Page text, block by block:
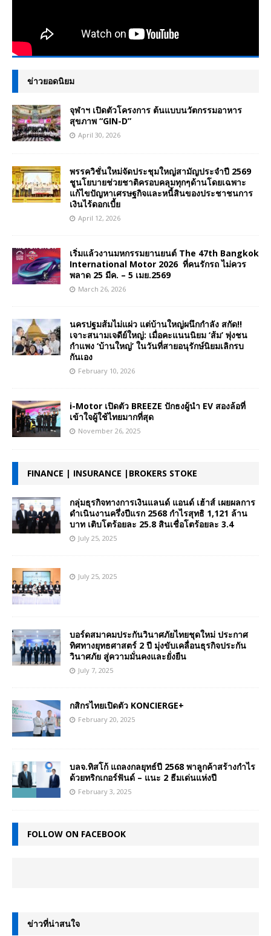
ข่าวยอดนิยม
จุฬาฯ เปิดตัวโครงการ ต้นแบบนวัตกรรมอาหาร
สุขภาพ “GIN-D”
April 30, 2026
พรรควิชั่นใหม่จัดประชุมใหญ่สามัญประจำปี 2569
ชูนโยบายช่วยชาติครอบคลุมทุกๆด้านโดยเฉพาะ
แก้ไขปัญหาเศรษฐกิจและหนี้สินของประชาชนการ
เงินไร้ดอกเบี้ย
April 12, 2026
เริ่มแล้วงานมหกรรมยานยนต์ The 47th Bangkok
International Motor 2026 ที่คนรักรถ ไม่ควร
พลาด 25 มีค. – 5 เมย.2569
March 26, 2026
นครปฐมส้มไม่แผ่ว แต่บ้านใหญ่ผนึกกำลัง สกัด!!
เจาะสนามเจดีย์ใหญ่: เมื่อคะแนนนิยม ‘ส้ม’ พุ่งชน
กำแพง ‘บ้านใหญ่’ ในวันที่สายอนุรักษ์นิยมเลิกรบ
กันเอง
February 10, 2026
i-Motor เปิดตัว BREEZE ปักธงผู้นำ EV สองล้อที่
เข้าใจผู้ใช้ไทยมากที่สุด
November 26, 2025
FINANCE | INSURANCE |BROKERS STOKE
กลุ่มธุรกิจทางการเงินแลนด์ แอนด์ เฮ้าส์ เผยผลการ
ดำเนินงานครึ่งปีแรก 2568 กำไรสุทธิ 1,121 ล้าน
บาท เติบโตร้อยละ 25.8 สินเชื่อโตร้อยละ 3.4
July 25, 2025
July 25, 2025
บอร์ดสมาคมประกันวินาศภัยไทยชุดใหม่ ประกาศ
ทิศทางยุทธศาสตร์ 2 ปี มุ่งขับเคลื่อนธุรกิจประกัน
วินาศภัย สู่ความมั่นคงและยั่งยืน
July 7, 2025
กสิกรไทยเปิดตัว KONCIERGE+
February 20, 2025
บลจ.ทิสโก้ แถลงกลยุทธ์ปี 2568 พาลูกค้าสร้างกำไร
ด้วยทริกเกอร์ฟันด์ – แนะ 2 ธีมเด่นแห่งปี
February 3, 2025
FOLLOW ON FACEBOOK
ข่าวที่น่าสนใจ